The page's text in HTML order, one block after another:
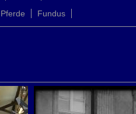
Pferde Fundus